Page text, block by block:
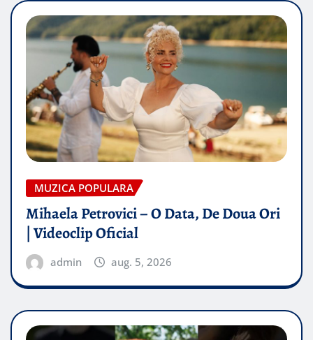
MUZICA POPULARA
Mihaela Petrovici – O Data, De Doua Ori
| Videoclip Oficial
admin aug. 5, 2026